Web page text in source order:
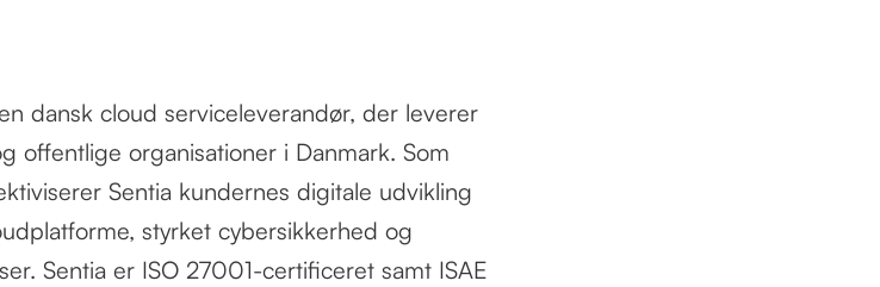
dansk cloud serviceleverandør, der leverer
offentlige organisationer i Danmark. Som
Sentia kundernes digitale udvikling
styrket cybersikkerhed og
Sentia er ISO 27001-certificeret samt ISAE